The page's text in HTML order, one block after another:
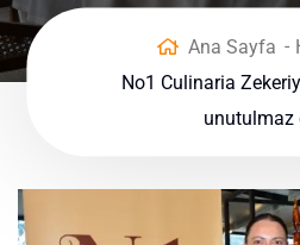
Ana Sayfa
No1 Culinaria
unutulmaz